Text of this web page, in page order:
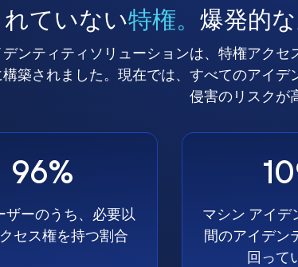
ていない特権。 爆発的な
ンティティソリューションは、特権アク
築されました。現在では、すべてのアイ
侵害のリスクが
96%
ザーのうち、必要以
セス権を持つ割合
マシン アイデ
間のアイデン
回って